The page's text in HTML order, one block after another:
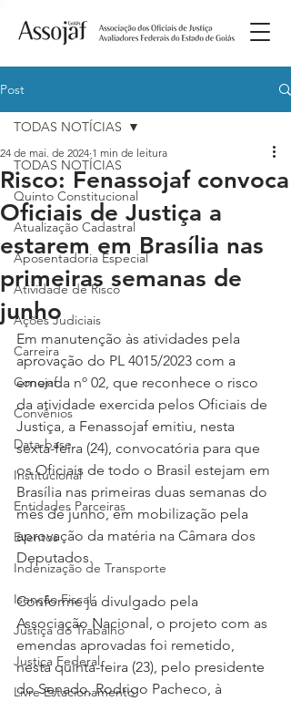
Post
TODAS NOTÍCIAS
Quinto Constitucional
Atualização Cadastral
Aposentadoria Especial
Atividade de Risco
Ações Judiciais
Carreira
Conojaf
Convênios
Data-base
Institucional
Entidades Parceiras
Eventos
Indenização de Transporte
Isenção Fiscal
Justiça do Trabalho
Justiça Federal
Livre Estacionamento
TODAS NOTÍCIAS
Risco: Fenassojaf convoca
Oficiais de Justiça a
estarem em Brasília nas
primeiras semanas de
junho
24 de mai. de 2024 1 min de leitura
Em manutenção às atividades pela
aprovação do PL 4015/2023 com a
emenda nº 02, que reconhece o risco
da atividade exercida pelos Oficiais de
Justiça, a Fenassojaf emitiu, nesta
sexta-feira (24), convocatória para que
os Oficiais de todo o Brasil estejam em
Brasília nas primeiras duas semanas do
mês de junho, em mobilização pela
aprovação da matéria na Câmara dos
Deputados.
Conforme já divulgado pela
Associação Nacional, o projeto com as
emendas aprovadas foi remetido,
nesta quinta-feira (23), pelo presidente
do Senado, Rodrigo Pacheco, à